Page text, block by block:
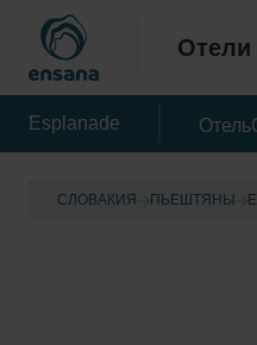
Отели
Esplanade Отель
СЛОВАКИЯ ПЬЕШТЯНЫ